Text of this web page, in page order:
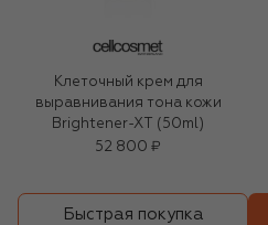
Клеточный крем для
выравнивания тона кожи
Brightener-XT (50ml)
52 800 ₽
Быстрая покупка